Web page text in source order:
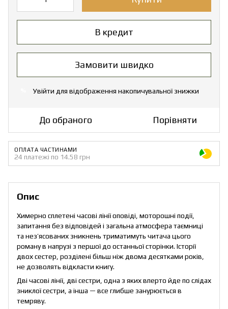
В кредит
Замовити швидко
Увійти для відображення накопичувальної знижки
До обраного Порівняти
ОПЛАТА ЧАСТИНАМИ
24 платежі по 14.58 грн
Опис
Химерно сплетені часові лінії оповіді, моторошні події,
запитання без відповідей і загальна атмосфера таємниці
та нез’ясованих зникнень триматимуть читача цього
роману в напрузі з першої до останньої сторінки. Історії
двох сестер, розділені більш ніж двома десятками років,
не дозволять відкласти книгу.
Дві часові лінії, дві сестри, одна з яких вперто йде по слідах
зниклої сестри, а інша — все глибше занурюється в
темряву.